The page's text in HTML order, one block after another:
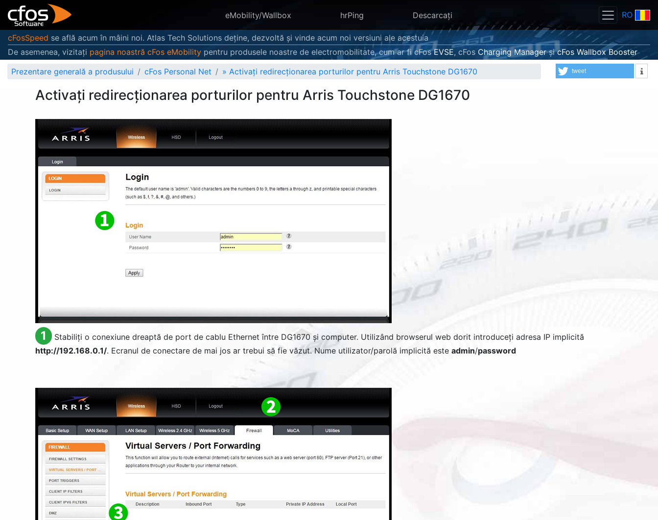
eMobility/Wallbox hrPing Descarcaţi RO
cFosSpeed se află acum în mâini noi. Atlas Tech Solutions deține, dezvoltă și vinde acum noi versiuni ale acestuia
De asemenea, vizitați pagina noastră cFos eMobility pentru produsele noastre de electromobilitate, cum ar fi cFosEVSE, cFos Charging ManagerșicFos Wallbox Booster
Prezentare generală a produsului
cFos Personal Net » Activați redirecționarea porturilor pentru Arris Touchstone DG1670 tweet
Activați redirecționarea porturilor pentru Arris Touchstone DG1670
1
Stabiliți o conexiune dreaptă de port de cablu Ethernet între DG1670 și computer. Utilizând browserul web dorit introduceți adresa IP implicită
http://192.168.0.1/. Ecranul de conectare de mai jos ar trebui să fie văzut. Nume utilizator/parolă implicită este admin/password